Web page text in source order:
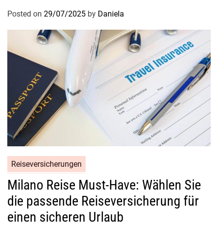
Posted on 29/07/2025 by Daniela
Reiseversicherungen
Milano Reise Must-Have: Wählen Sie
die passende Reiseversicherung für
einen sicheren Urlaub